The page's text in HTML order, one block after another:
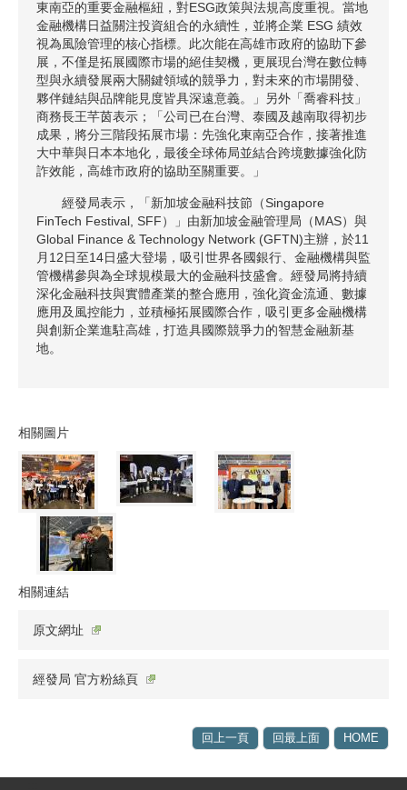
東南亞的重要金融樞紐，對ESG政策與法規高度重視。當地
金融機構日益關注投資組合的永續性，並將企業 ESG 績效
視為風險管理的核心指標。此次能在高雄市政府的協助下參
展，不僅是拓展國際市場的絕佳契機，更展現台灣在數位轉
型與永續發展兩大關鍵領域的競爭力，對未來的市場開發、
夥伴鏈結與品牌能見度皆具深遠意義。」另外「喬睿科技」
商務長王芊茵表示；「公司已在台灣、泰國及越南取得初步
成果，將分三階段拓展市場：先強化東南亞合作，接著推進
大中華與日本本地化，最後全球佈局並結合跨境數據強化防
詐效能，高雄市政府的協助至關重要。」
經發局表示，「新加坡金融科技節（Singapore
FinTech Festival, SFF）」由新加坡金融管理局（MAS）與
Global Finance & Technology Network (GFTN)主辦，於11
月12日至14日盛大登場，吸引世界各國銀行、金融機構與監
管機構參與為全球規模最大的金融科技盛會。經發局將持續
深化金融科技與實體產業的整合應用，強化資金流通、數據
應用及風控能力，並積極拓展國際合作，吸引更多金融機構
與創新企業進駐高雄，打造具國際競爭力的智慧金融新基
地。
相關圖片
相關連結
原文網址
經發局 官方粉絲頁
回上一頁 回最上面 HOME